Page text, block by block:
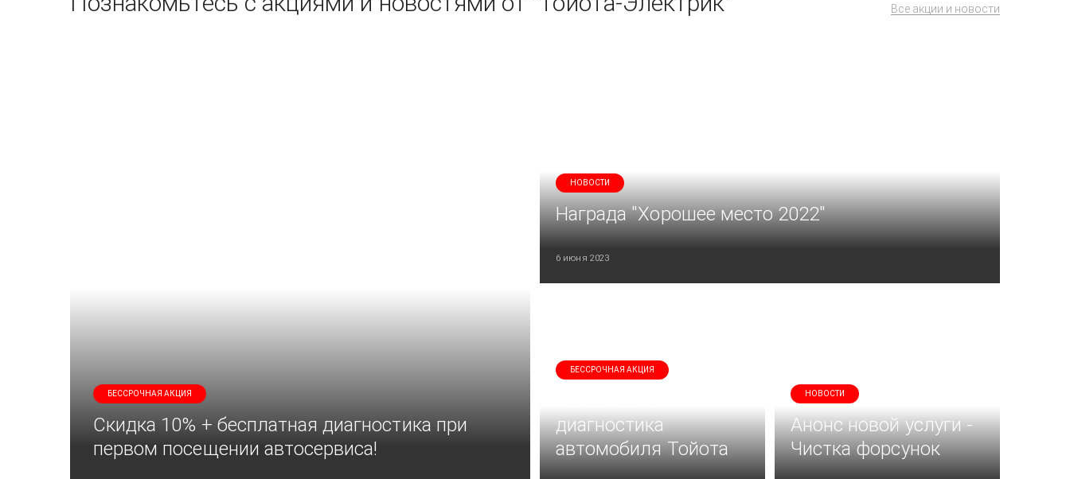
Все акции и новости
БЕССРОЧНАЯ АКЦИЯ
Скидка 10% + бесплатная диагностика при
первом посещении автосервиса!
НОВОСТИ
Награда "Хорошее место 2022"
6 июня 2023
БЕССРОЧНАЯ АКЦИЯ
диагностика
автомобиля Тойота
НОВОСТИ
Анонс новой услуги -
Чистка форсунок